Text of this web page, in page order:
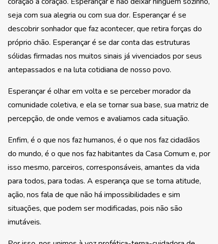
seja com sua alegria ou com sua dor. Esperançar é se
descobrir sonhador que faz acontecer, que retira forças do
próprio chão. Esperançar é se dar conta das estruturas
sólidas firmadas nos muitos sinais já vivenciados por seus
antepassados e na luta cotidiana de nosso povo.
Esperançar é olhar em volta e se perceber morador da
comunidade coletiva, e ela se tornar sua base, sua matriz de
percepção, de onde vemos e avaliamos cada situação.
Enfim, é o que nos faz humanos, é o que nos faz cidadãos
do mundo, é o que nos faz habitantes da Casa Comum e, por
isso mesmo, parceiros, corresponsáveis, amantes da vida
para todos, para todas. A esperança que se torna atitude,
ação, nos fala de que não há impossibilidades e sim
situações, que podem ser modificadas, pois não são
imutáveis.